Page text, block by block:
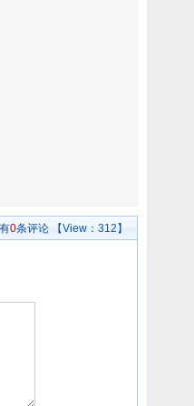
0条评论 【View： 312】